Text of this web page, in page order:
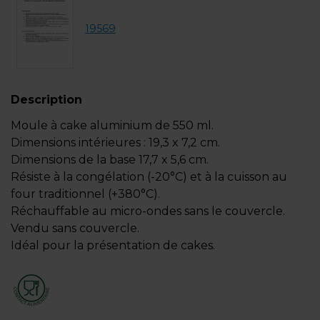
Description
Moule à cake aluminium de 550 ml.
Dimensions intérieures : 19,3 x 7,2 cm.
Dimensions de la base 17,7 x 5,6 cm.
Résiste à la congélation (-20°C) et à la cuisson au
four traditionnel (+380°C).
Réchauffable au micro-ondes sans le couvercle.
Vendu sans couvercle.
Idéal pour la présentation de cakes.
19569